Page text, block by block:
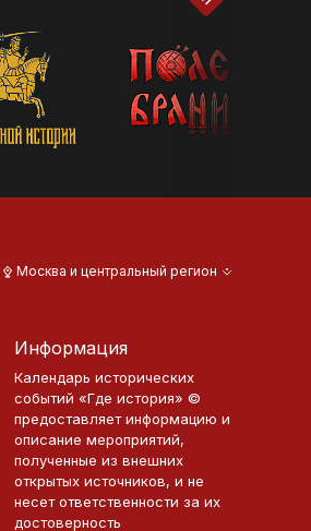
Москва и центральный регион
Информация
Календарь исторических
событий «Где история» ©
предоставляет информацию и
описание мероприятий,
полученные из внешних
открытых источников, и не
несет ответственности за их
достоверность